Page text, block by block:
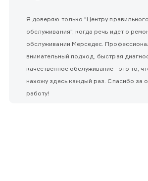
Я доверяю только "Центру правильного
обслуживания", когда речь идет о
обслуживании Мерседес.
внимательный подход, быстрая
качественное обслуживание - это то,
нахожу здесь каждый раз. Спасибо за
работу!